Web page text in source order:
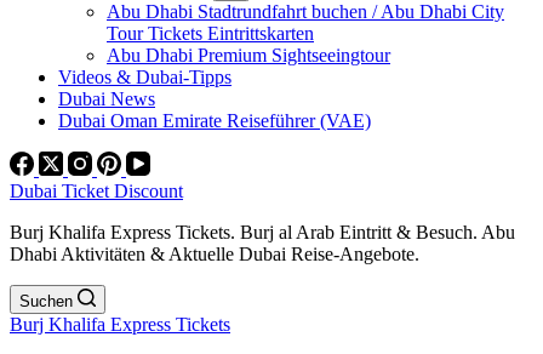
Abu Dhabi Stadtrundfahrt buchen / Abu Dhabi City
Tour Tickets Eintrittskarten
Abu Dhabi Premium Sightseeingtour
Videos & Dubai-Tipps
Dubai News
Dubai Oman Emirate Reiseführer (VAE)
Dubai Ticket Discount
Burj Khalifa Express Tickets. Burj al Arab Eintritt & Besuch. Abu
Dhabi Aktivitäten & Aktuelle Dubai Reise-Angebote.
Suchen
Burj Khalifa Express Tickets